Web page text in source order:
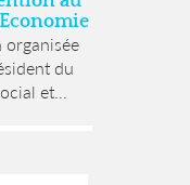
organisée
du
et...